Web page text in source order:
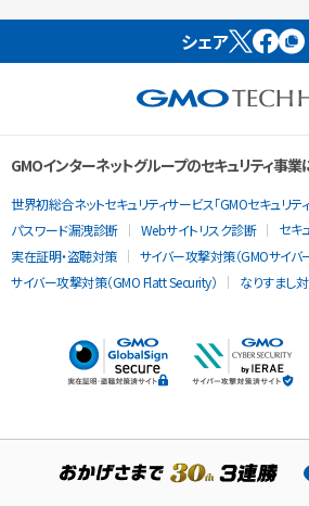
シェア
GMOインターネットグループのセキュリティ事業
世界初総合ネットセキュリティサービス「GMOセキュリティ
パスワード漏洩診断
Webサイトリスク診断
セキ
実在証明・盗聴対策
サイバー攻撃対策（GMOサイバ
サイバー攻撃対策（GMO Flatt Security）
なりすまし
当ウェブサイトでは、サービスの提供およ